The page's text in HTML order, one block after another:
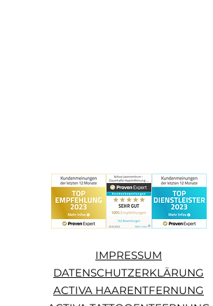
IMPRESSUM
DATENSCHUTZERKLÄRUNG
ACTIVA HAARENTFERNUNG